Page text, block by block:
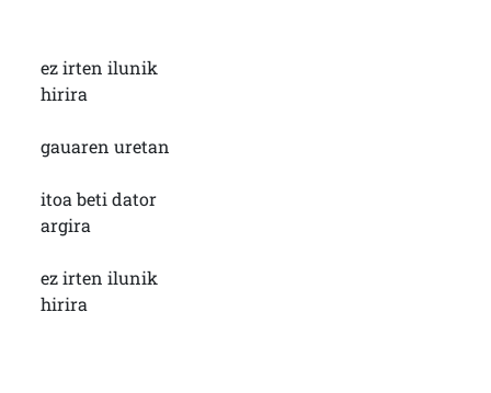
ez irten ilunik
hirira
gauaren uretan
itoa beti dator
argira
ez irten ilunik
hirira